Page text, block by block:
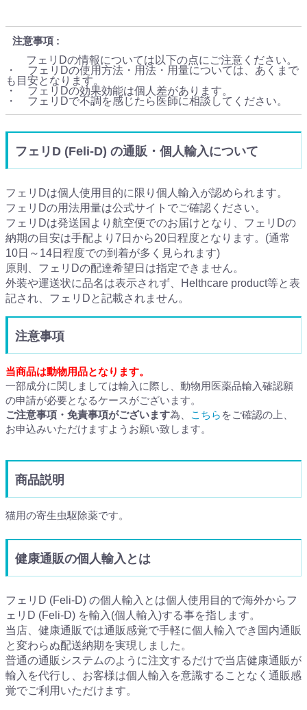
注意事項
フェリDの情報については以下の点にご注意ください。
・ フェリDの使用方法・用法・用量については、あくまで
も目安となります。
・ フェリDの効果効能は個人差があります。
・ フェリDで不調を感じたら医師に相談してください。
フェリD (Feli-D) の通販・個人輸入について
フェリDは個人使用目的に限り個人輸入が認められます。
フェリDの用法用量は公式サイトでご確認ください。
フェリDは発送国より航空便でのお届けとなり、フェリDの
納期の目安は手配より7日から20日程度となります。(通常
10日～14日程度での到着が多く見られます)
原則、フェリDの配達希望日は指定できません。
外装や運送状に品名は表示されず、Helthcare product等と表
記され、フェリDと記載されません。
注意事項
当商品は動物用品となります。
一部成分に関しましては輸入に際し、動物用医薬品輸入確認願
の申請が必要となるケースがございます。
ご注意事項・免責事項がございます為、 こちら をご確認の上、
お申込みいただけますようお願い致します。
商品説明
猫用の寄生虫駆除薬です。
健康通販の個人輸入とは
フェリD (Feli-D) の個人輸入とは個人使用目的で海外からフ
ェリD (Feli-D) を輸入(個人輸入)する事を指します。
当店、健康通販では通販感覚で手軽に個人輸入でき国内通販
と変わらぬ配送納期を実現しました。
普通の通販システムのように注文するだけで当店健康通販が
輸入を代行し、お客様は個人輸入を意識することなく通販感
覚でご利用いただけます。